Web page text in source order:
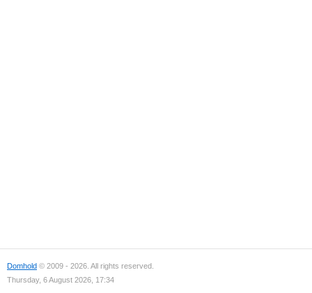
Domhold © 2009 - 2026. All rights reserved.
Thursday, 6 August 2026, 17:34